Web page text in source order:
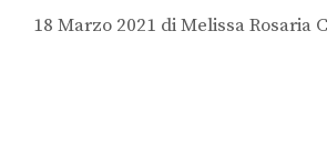
18 Marzo 2021 diMelissa Rosaria